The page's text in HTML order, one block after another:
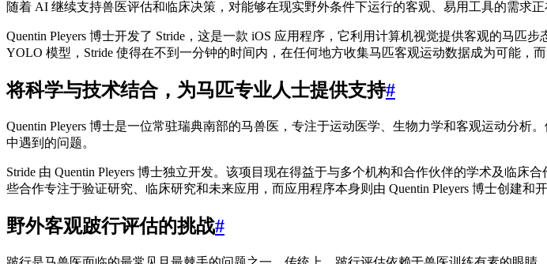
随着 AI 继续支持兽医评估和临床决策，对能够在现实野外条件下运行的客观、易用工具的需求正
Quentin Pleyers 博士开发了 Stride，这是一款 iOS 应用程序，它利用计算机视觉提供客观的马
YOLO 模型，Stride 使得在不到一分钟的时间内，在任何地方收集马匹客观运动数据成为可能，
将科学与技术结合，为马匹专业人士提供支持#
Quentin Pleyers 博士是一位常驻瑞典南部的马兽医，专注于运动医学、生物力学和客观运动分
中遇到的问题。
Stride 由 Quentin Pleyers 博士独立开发。该项目现在得益于与多个机构和合作伙伴的学术及临
些合作专注于验证研究、临床研究和未来应用，而应用程序本身则由 Quentin Pleyers 博士创建和开
野外客观跛行评估的挑战#